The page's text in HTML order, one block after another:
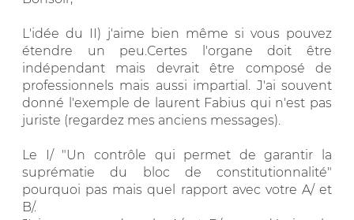
L'idée du II) j'aime bien même si vous pouvez
étendre un peu.Certes l'organe doit être
indépendant mais devrait être composé de
professionnels mais aussi impartial. J'ai souvent
donné l'exemple de laurent Fabius qui n'est pas
juriste (regardez mes anciens messages).
Le I/ "Un contrôle qui permet de garantir la
suprématie du bloc de constitutionnalité"
pourquoi pas mais quel rapport avec votre A/ et
B/.